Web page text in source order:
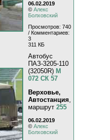
06.02.2019
© Алекс
Болховский
Просмотров: 740
/ Комментариев:
3
311 КБ
Автобус
ПАЗ-3205-110
(32050R) М
072 СК 57
Верховье,
Автостанция,
маршрут 255
06.02.2019
© Алекс
Болховский